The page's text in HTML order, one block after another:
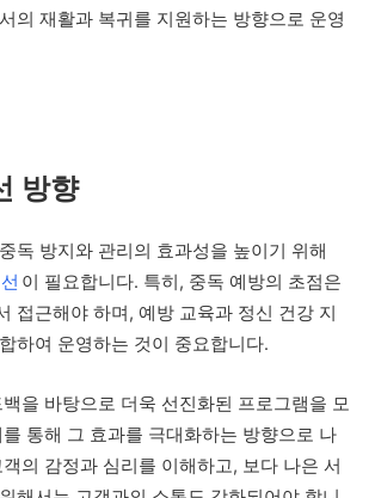
의 재활과 복귀를 지원하는 방향으로 운영
방향
독 방지와 관리의 효과성을 높이기 위해
이 필요합니다. 특히, 중독 예방의 초점은
접근해야 하며, 예방 교육과 정신 건강 지
하여 운영하는 것이 중요합니다.
을 바탕으로 더욱 선진화된 프로그램을 모
통해 그 효과를 극대화하는 방향으로 나
의 감정과 심리를 이해하고, 보다 나은 서